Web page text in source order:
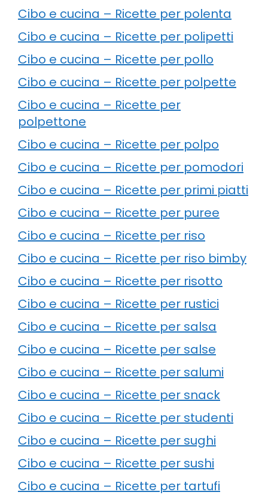
Cibo e cucina – Ricette per polenta
Cibo e cucina – Ricette per polipetti
Cibo e cucina – Ricette per pollo
Cibo e cucina – Ricette per polpette
Cibo e cucina – Ricette per
polpettone
Cibo e cucina – Ricette per polpo
Cibo e cucina – Ricette per pomodori
Cibo e cucina – Ricette per primi piatti
Cibo e cucina – Ricette per puree
Cibo e cucina – Ricette per riso
Cibo e cucina – Ricette per riso bimby
Cibo e cucina – Ricette per risotto
Cibo e cucina – Ricette per rustici
Cibo e cucina – Ricette per salsa
Cibo e cucina – Ricette per salse
Cibo e cucina – Ricette per salumi
Cibo e cucina – Ricette per snack
Cibo e cucina – Ricette per studenti
Cibo e cucina – Ricette per sughi
Cibo e cucina – Ricette per sushi
Cibo e cucina – Ricette per tartufi